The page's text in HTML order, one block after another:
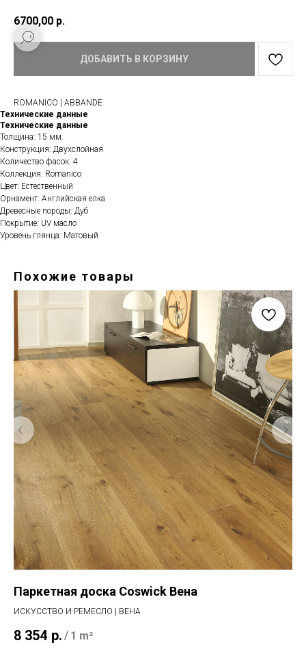
6700,00 р.
ДОБАВИТЬ В КОРЗИНУ
ROMANICO | ABBANDE
Технические данные
Технические данные
Толщина: 15 мм.
Конструкция: Двухслойная
Количество фасок: 4
Коллекция: Romanico
Цвет: Естественный
Орнамент: Английская елка
Древесные породы: Дуб
Покрытие: UV масло
Уровень глянца: Матовый
Похожие товары
Паркетная доска Coswick Вена
ИСКУССТВО И РЕМЕСЛО | ВЕНА
8 354 р. / 1 m²